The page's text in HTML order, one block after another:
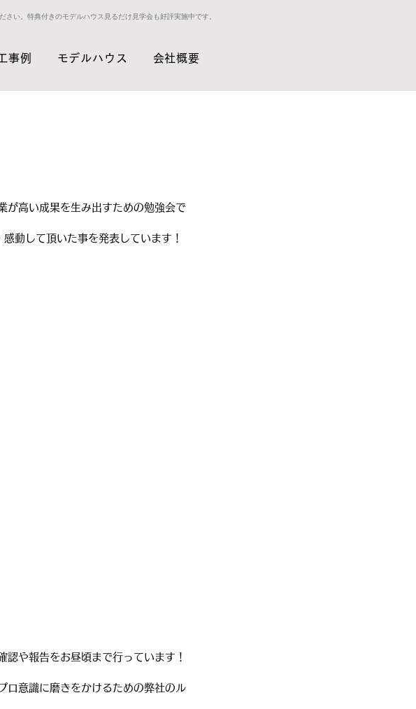
い。特典付きのモデルハウス見るだけ見学会も好評実施中です。
事例 モデルハウス 会社概要
が高い成果を生み出すための勉強会で
動して頂いた事を発表しています！
や報告をお昼頃まで行っています！
ロ意識に磨きをかけるための弊社のル